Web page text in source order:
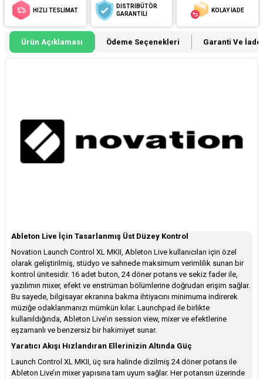
HIZLI TESLİMAT
DİSTRİBÜTÖR
GARANTİLİ
KOLAY İADE
Ürün Açıklaması Ödeme Seçenekleri Garanti Ve İade
Ableton Live İçin Tasarlanmış Üst Düzey Kontrol
Novation Launch Control XL MKII, Ableton Live kullanıcıları için özel
olarak geliştirilmiş, stüdyo ve sahnede maksimum verimlilik sunan bir
kontrol ünitesidir. 16 adet buton, 24 döner potans ve sekiz fader ile,
yazılımın mixer, efekt ve enstrüman bölümlerine doğrudan erişim sağlar.
Bu sayede, bilgisayar ekranına bakma ihtiyacını minimuma indirerek
müziğe odaklanmanızı mümkün kılar. Launchpad ile birlikte
kullanıldığında, Ableton Live’ın session view, mixer ve efektlerine
eşzamanlı ve benzersiz bir hakimiyet sunar.
Yaratıcı Akışı Hızlandıran Ellerinizin Altında Güç
Launch Control XL MKII, üç sıra halinde dizilmiş 24 döner potans ile
Ableton Live’ın mixer yapısına tam uyum sağlar. Her potansın üzerinde